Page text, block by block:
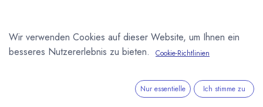
Die Food Masters Freiberg GmbH bietet Maschinen und
Kakaobohnen, Nüssen, Malz und Getreide an.
Wir verwenden Cookies auf dieser Website, um Ihnen ein
besseres Nutzererlebnis zu bieten.
Cookie-Richtlinien
Nur essentielle Ich stimme zu